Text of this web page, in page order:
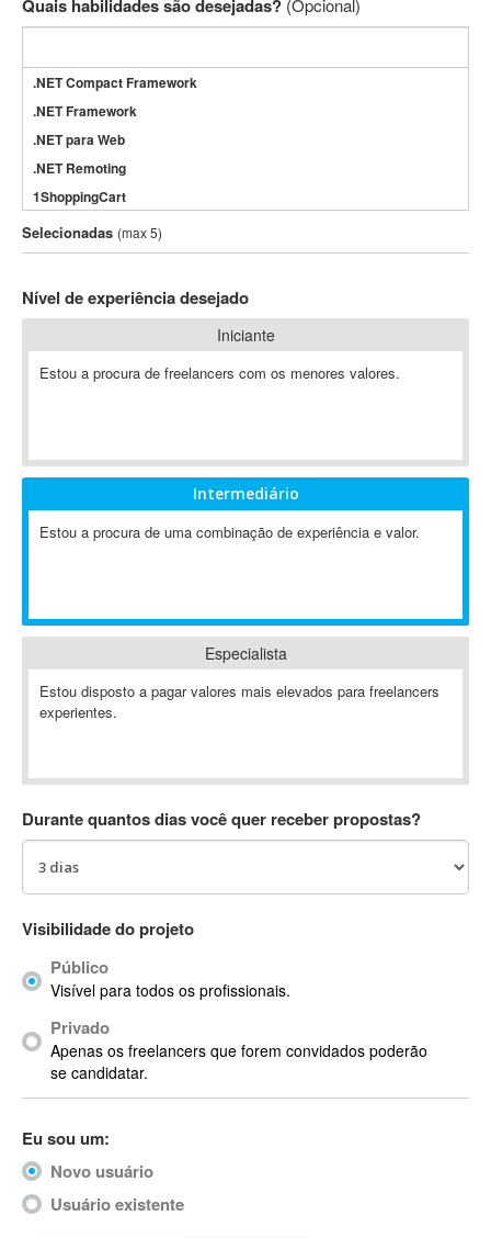
Quais habilidades são desejadas? (Opcional)
.NET Compact Framework
.NET Framework
.NET para Web
.NET Remoting
1ShoppingCart
3DS Max
3GSM
802.11
A-GPS
ABAP
Abaqus
ABBYY FineReader
Ableton
Ableton Push
Abstract
AC3
ACID Pro
ACPI
Acrobat
Acrobat X
Acronis
ACT
Actimize
ActionScript
ActionScript 3
Selecionadas (max 5)
Nível de experiência desejado
Iniciante
Estou a procura de freelancers com os menores valores.
Intermediário
Estou a procura de uma combinação de experiência e valor.
Especialista
Estou disposto a pagar valores mais elevados para freelancers
experientes.
Durante quantos dias você quer receber propostas?
Visibilidade do projeto
Público
Visível para todos os profissionais.
Privado
Apenas os freelancers que forem convidados poderão
se candidatar.
Eu sou um:
Novo usuário
Usuário existente